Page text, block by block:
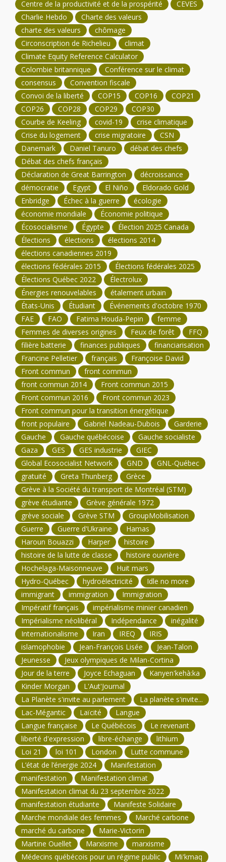
Centre de la productivité et de la prospérité
CEVES
Charlie Hebdo
Charte des valeurs
charte des valeurs
chômage
Circonscription de Richelieu
climat
Climate Equity Reference Calculator
Colombie britannique
Conférence sur le climat
consensus
Convention fiscale
Convoi de la liberté
COP15 COP16
COP21
COP26
COP28 COP29
COP30
Courbe de Keeling
covid-19
crise climatique
Crise du logement
crise migratoire
CSN
Danemark
Daniel Tanuro
débat des chefs
Débat des chefs français
Déclaration de Great Barrington
décroissance
démocratie
Egypt El Niño
Eldorado Gold
Enbridge
Échec à la guerre
écologie
économie mondiale
Économie politique
Écosocialisme
Égypte
Élection 2025 Canada
Élections
élections
élections 2014
élections canadiennes 2019
élections fédérales 2015
Élections fédérales 2025
Élections Québec 2022
Électrolux
Énergies renouvelables
étalement urbain
États-Unis
Étudiant
Événements d'octobre 1970
FAE
FAO Fatima Houda-Pepin
femme
Femmes de diverses origines
Feux de forêt
FFQ
filière batterie
finances publiques
financiarisation
Francine Pelletier
français
Françoise David
Front commun
front commun
front commun 2014
Front commun 2015
Front commun 2016
Front commun 2023
Front commun pour la transition énergétique
front populaire
Gabriel Nadeau-Dubois
Garderie
Gauche
Gauche québécoise
Gauche socialiste
Gaza
GES GES industrie
GIEC
Global Ecosocialist Network
GND
GNL-Québec
gratuité
Greta Thunberg
Grèce
Grève à la Société du transport de Montréal (STM)
grève étudiante
Grève générale 1972
grève sociale
Grève STM
GroupMobilisation
Guerre
Guerre d'Ukraine
Hamas
Haroun Bouazzi
Harper
histoire
histoire de la lutte de classe
histoire ouvrière
Hochelaga-Maisonneuve
Huit mars
Hydro-Québec
hydroélectricité
Idle no more
immigrant
immigration
Immigration
Impératif français
impérialisme minier canadien
Impérialisme néolibéral
Indépendance
inégalité
Internationalisme
Iran IREQ
IRIS
islamophobie
Jean-François Lisée
Jean-Talon
Jeunesse
Jeux olympiques de Milan-Cortina
Jour de la terre
Joyce Echaguan
Kanyen'kehà:ka
Kinder Morgan
L'Aut'Journal
La Planète s'invite au parlement
La planète s'invite...
Lac-Mégantic
Laïcité
Langue
Langue française
Le Québécois
Le revenant
liberté d'expression
libre-échange
lithium
Loi 21
loi 101 London
Lutte commune
L’état de l’énergie 2024
Manifestation
manifestation
Manifestation climat
Manifestation climat du 23 septembre 2022
manifestation étudiante
Manifeste Solidaire
Marche mondiale des femmes
Marché carbone
marché du carbone
Marie-Victorin
Martine Ouellet
Marxisme
marxisme
Médecins québécois pour un régime public
Mi'kmaq